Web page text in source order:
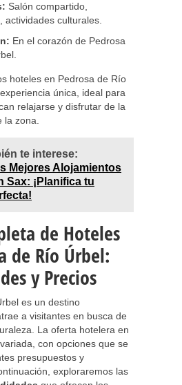
Salón compartido,
actividades culturales.
En el corazón de Pedrosa
hoteles en Pedrosa de Río
única, ideal para
relajarse y disfrutar de la
la zona.
te interese:
Mejores Alojamientos
Sax: ¡Planifica tu
de Hoteles
de Río Úrbel:
y Precios
es un destino
a visitantes en busca de
La oferta hotelera en
con opciones que se
presupuestos y
exploraremos las